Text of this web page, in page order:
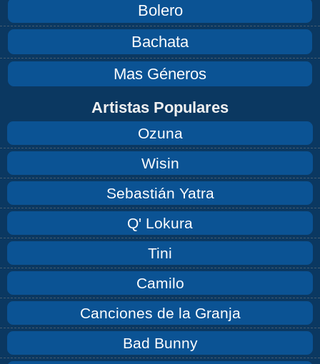
Bolero
Bachata
Mas Géneros
Artistas Populares
Ozuna
Wisin
Sebastián Yatra
Q' Lokura
Tini
Camilo
Canciones de la Granja
Bad Bunny